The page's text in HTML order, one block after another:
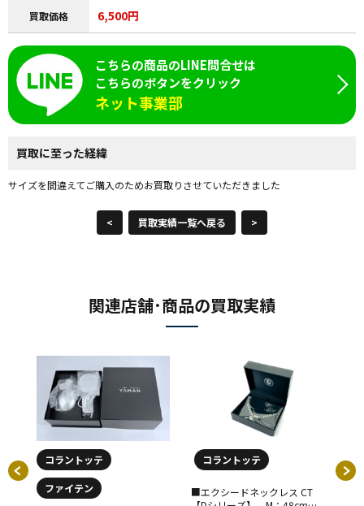
買取価格 6,500円
こちらの商品のLINE問合せは
こちらのボタンをクリック
ネット事業部
買取に至った経緯
サイズを間違えてご購入のためお買取りさせていただきました
< 買取実績一覧へ戻る >
関連店舗･商品の買取実績
コラントッテ
ファイテン
コラントッテ
■エクシードネックレス CT